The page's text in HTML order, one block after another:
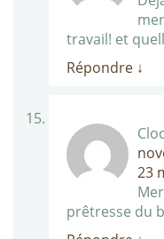
travail! et
Répondre ↓
23
prêtresse du